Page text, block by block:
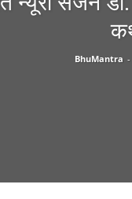
BhuMantra -